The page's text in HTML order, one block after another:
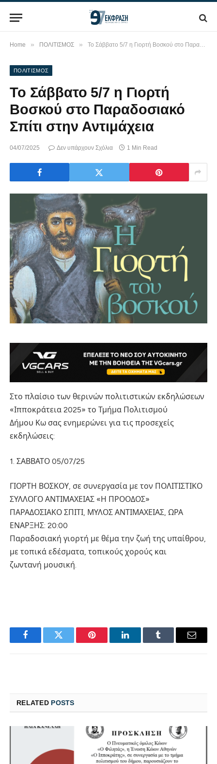
Home » ΠΟΛΙΤΙΣΜΟΣ » Το Σάββατο 5/7 η Γιορτή Βοσκού στο Παραδοσιακό Σπίτι στην Αντιμάχεια
ΠΟΛΙΤΙΣΜΟΣ
Το Σάββατο 5/7 η Γιορτή
Βοσκού στο Παραδοσιακό
Σπίτι στην Αντιμάχεια
04/07/2025 Δεν υπάρχουν Σχόλια 1 Min Read
Στο πλαίσιο των θερινών πολιτιστικών εκδηλώσεων
«Ιπποκράτεια 2025» το Τμήμα Πολιτισμού
Δήμου Κω σας ενημερώνει για τις προσεχείς
εκδηλώσεις:
1. ΣΑΒΒΑΤΟ 05/07/25
ΓΙΟΡΤΗ ΒΟΣΚΟΥ, σε συνεργασία με τον ΠΟΛΙΤΙΣΤΙΚΟ
ΣΥΛΛΟΓΟ ΑΝΤΙΜΑΧΕΙΑΣ «Η ΠΡΟΟΔΟΣ»
ΠΑΡΑΔΟΣΙΑΚΟ ΣΠΙΤΙ, ΜΥΛΟΣ ΑΝΤΙΜΑΧΕΙΑΣ, ΩΡΑ
ΕΝΑΡΞΗΣ: 20:00
Παραδοσιακή γιορτή με θέμα την ζωή της υπαίθρου,
με τοπικά εδέσματα, τοπικούς χορούς και
ζωντανή μουσική.
FacebookTwitter Pinterest LinkedInTumblr Email
RELATED POSTS